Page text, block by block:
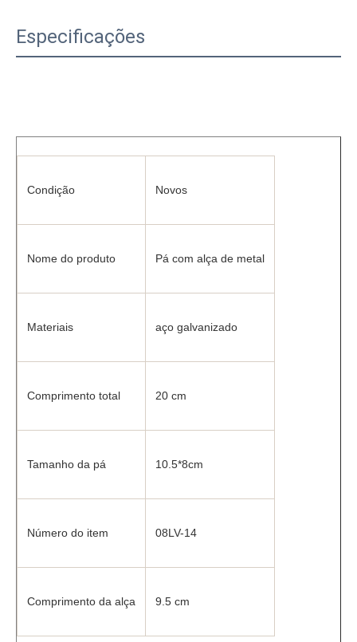
Especificações
Condição Novos
Nome do produto Pá com alça de metal
Materiais aço galvanizado
Comprimento total 20 cm
Tamanho da pá 10.5*8cm
Número do item 08LV-14
Comprimento da alça 9.5 cm